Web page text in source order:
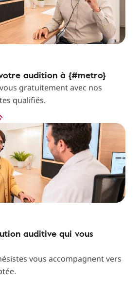
audition à {#metro}
gratuitement avec nos
qualifiés.
auditive qui vous
vous accompagnent vers